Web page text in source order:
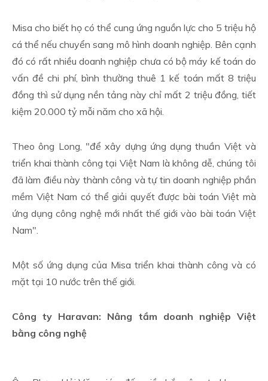
Misa cho biết họ có thể cung ứng nguồn lực cho 5 triệu hộ
cá thể nếu chuyển sang mô hình doanh nghiệp. Bên cạnh
đó có rất nhiều doanh nghiệp chưa có bộ máy kế toán do
vấn đề chi phí, bình thường thuê 1 kế toán mất 8 triệu
đồng thì sử dụng nền tảng này chỉ mất 2 triệu đồng, tiết
kiệm 20.000 tỷ mỗi năm cho xã hội.
Theo ông Long, "để xây dựng ứng dụng thuần Việt và
triển khai thành công tại Việt Nam là không dễ, chúng tôi
đã làm điều này thành công và tự tin doanh nghiệp phần
mềm Việt Nam có thể giải quyết được bài toán Việt mà
ứng dụng công nghệ mới nhất thế giới vào bài toán Việt
Nam".
Một số ứng dụng của Misa triển khai thành công và có
mặt tại 10 nước trên thế giới.
Công ty Haravan: Nâng tầm doanh nghiệp Việt
bằng công nghệ